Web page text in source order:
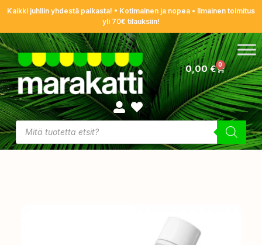
Kaikki juhliin yhdestä paikasta! • Kotimainen ja nopea • Ilmainen toimitus
yli 70€ tilauksiin!
0,00€ 0